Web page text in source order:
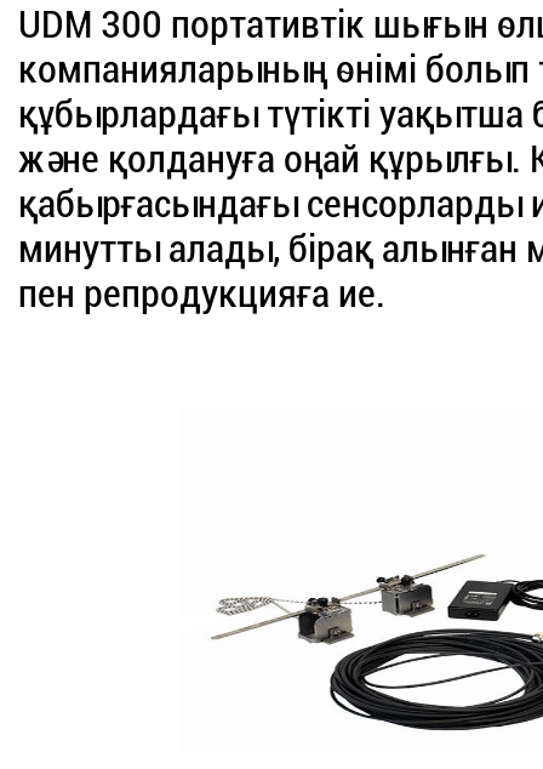
UDM 300 портативтік шығын
компанияларының өнімі
құбырлардағы түтікті уақытша
және қолдануға оңай
қабырғасындағы сенсорларды
минутты алады, бірақ алынған
пен репродукцияға ие.